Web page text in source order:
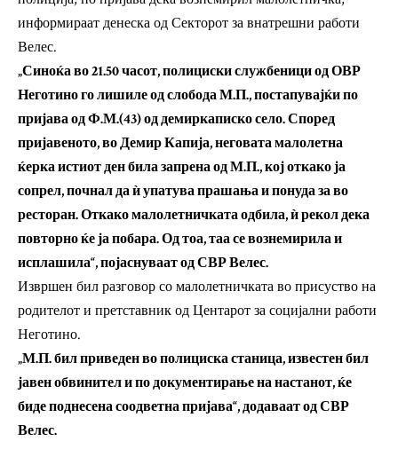
информираат денеска од Секторот за внатрешни работи
Велес.
„Синоќа во 21.50 часот, полициски службеници од ОВР
Неготино го лишиле од слобода М.П., постапувајќи по
пријава од Ф.М.(43) од демиркаписко село. Според
пријавеното, во Демир Капија, неговата малолетна
ќерка истиот ден била запрена од М.П., кој откако ја
сопрел, почнал да ѝ упатува прашања и понуда за во
ресторан. Откако малолетничката одбила, ѝ рекол дека
повторно ќе ја побара. Од тоа, таа се вознемирила и
исплашила“, појаснуваат од СВР Велес.
Извршен бил разговор со малолетничката во присуство на
родителот и претставник од Центарот за социјални работи
Неготино.
„М.П. бил приведен во полициска станица, известен бил
јавен обвинител и по документирање на настанот, ќе
биде поднесена соодветна пријава“, додаваат од СВР
Велес.